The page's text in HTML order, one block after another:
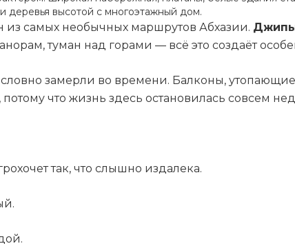
деревья высотой с многоэтажный дом.
из самых необычных маршрутов Абхазии.
туман над горами — всё это создаёт
замерли во времени. Балконы,
что жизнь здесь остановилась совсем
так, что слышно издалека.